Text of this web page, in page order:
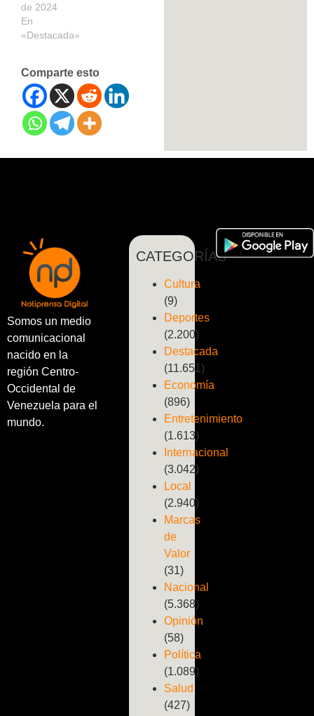
de 2024
En
«Destacada»
Comparte esto
Somos un medio
comunicacional
nacido en la
región Centro-
Occidental de
Venezuela para el
mundo.
CATEGORÍAS
Cultura
(9)
Deportes
(2.200)
Destacada
(11.651)
Economía
(896)
Entretenimiento
(1.613)
Internacional
(3.042)
Local
(2.940)
Marcas
de
Valor
(31)
Nacional
(5.368)
Opinión
(58)
Política
(1.089)
Salud
(427)